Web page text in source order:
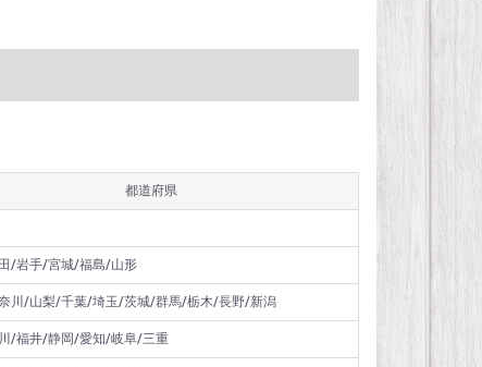
都道府県
/岩手/宮城/福島/山形
川/山梨/千葉/埼玉/茨城/群馬/栃木/長野/新潟
/福井/静岡/愛知/岐阜/三重